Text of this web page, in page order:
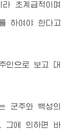
초계급적이며
하여야 한다고
인으로 보고 대
군주와 백성의
그에 의하면 바